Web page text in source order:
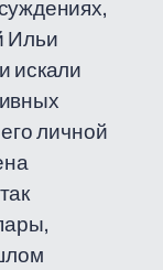
Ильи
искали
личной